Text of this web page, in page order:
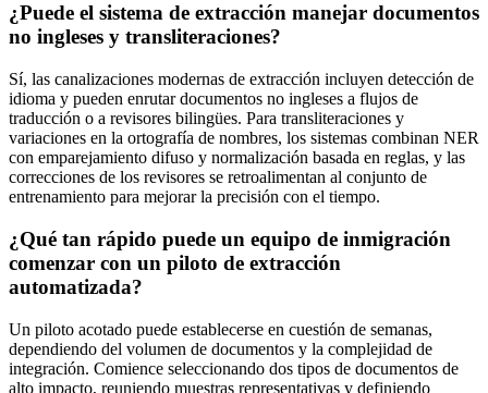
¿Puede el sistema de extracción manejar documentos
no ingleses y transliteraciones?
Sí, las canalizaciones modernas de extracción incluyen detección de
idioma y pueden enrutar documentos no ingleses a flujos de
traducción o a revisores bilingües. Para transliteraciones y
variaciones en la ortografía de nombres, los sistemas combinan NER
con emparejamiento difuso y normalización basada en reglas, y las
correcciones de los revisores se retroalimentan al conjunto de
entrenamiento para mejorar la precisión con el tiempo.
¿Qué tan rápido puede un equipo de inmigración
comenzar con un piloto de extracción
automatizada?
Un piloto acotado puede establecerse en cuestión de semanas,
dependiendo del volumen de documentos y la complejidad de
integración. Comience seleccionando dos tipos de documentos de
alto impacto, reuniendo muestras representativas y definiendo